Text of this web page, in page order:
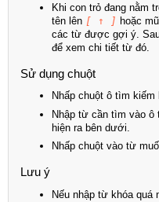
Khi con trỏ đang nằm
tên lên [ ↑ ] hoặc
các từ được gợi ý.
để xem chi tiết từ đó.
Sử dụng chuột
Nhấp chuột ô tìm
Nhập từ cần tìm vào
hiện ra bên dưới.
Nhấp chuột vào từ
Lưu ý
Nếu nhập từ khóa quá